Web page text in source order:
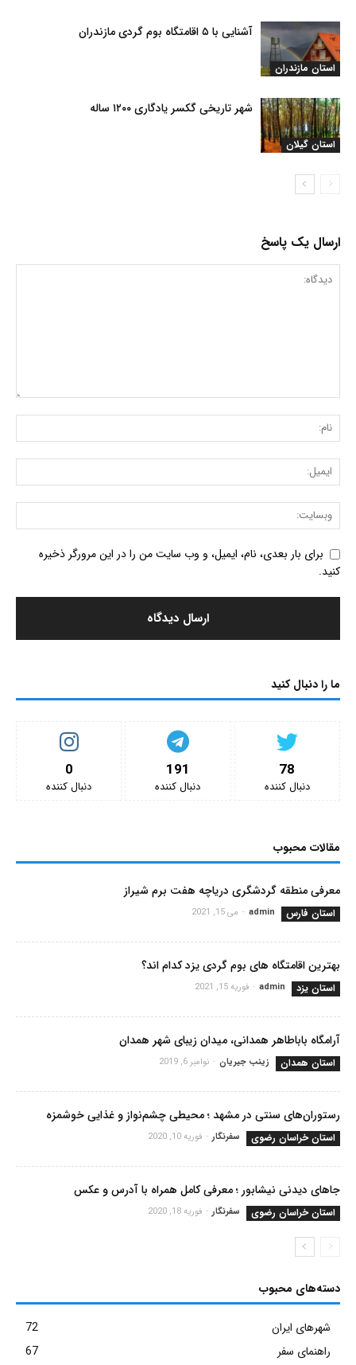
استان مازندران
آشنایی با ۵ اقامتگاه بوم گردی مازندران
استان گیلان
شهر تاریخی گکسر یادگاری ۱۲۰۰ ساله
ارسال یک پاسخ
برای بار بعدی، نام، ایمیل، و وب سایت من را در این مرورگر ذخیره
کنید.
ما را دنبال کنید
0
دنبال کننده‌
191
دنبال کننده‌
78
دنبال کننده‌
مقالات محبوب
معرفی منطقه گردشگری دریاچه هفت برم شیراز
استان فارس admin
- می 15, 2021
بهترین اقامتگاه های بوم گردی یزد کدام اند؟
استان یزد admin
- فوریه 15, 2021
آرامگاه باباطاهر همدانی، میدان زیبای شهر همدان
استان همدان زینب جیریان - نوامبر 6, 2019
رستوران‌های سنتی در مشهد ؛ محیطی چشم‌نواز و غذایی خوشمزه
استان خراسان رضوی سفرنگار - فوریه 10, 2020
جاهای دیدنی نیشابور ؛ معرفی کامل همراه با آدرس و عکس
استان خراسان رضوی سفرنگار - فوریه 18, 2020
دسته‌های محبوب
شهرهای ایران
72
راهنمای سفر
67